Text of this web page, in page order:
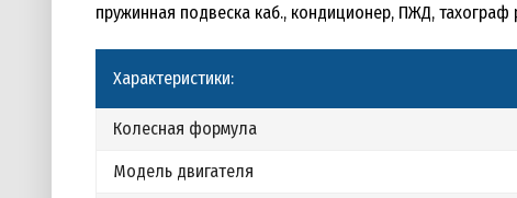
пружинная подвеска каб., кондиционер, ПЖД,
Характеристики:
Колесная формула
Модель двигателя